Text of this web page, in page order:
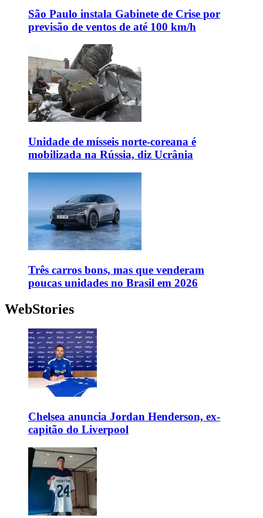
São Paulo instala Gabinete de Crise por
previsão de ventos de até 100 km/h
Unidade de mísseis norte-coreana é
mobilizada na Rússia, diz Ucrânia
Três carros bons, mas que venderam
poucas unidades no Brasil em 2026
WebStories
Chelsea anuncia Jordan Henderson, ex-
capitão do Liverpool